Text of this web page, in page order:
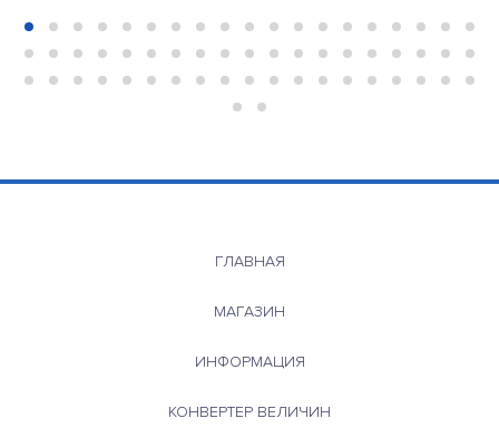
ГЛАВНАЯ
МАГАЗИН
ИНФОРМАЦИЯ
КОНВЕРТЕР ВЕЛИЧИН